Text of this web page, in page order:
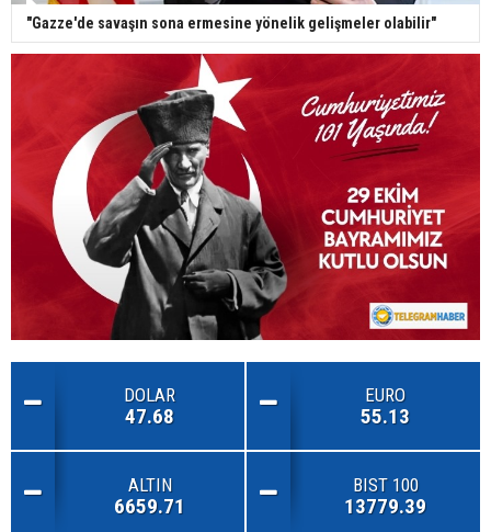
"Gazze'de savaşın sona ermesine yönelik gelişmeler olabilir"
DOLAR
47.68
EURO
55.13
ALTIN
6659.71
BIST 100
13779.39